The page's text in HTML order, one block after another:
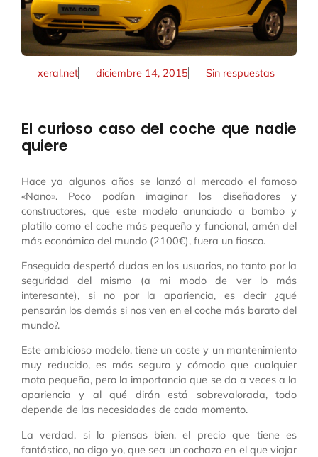
xeral.net diciembre 14, 2015 Sin respuestas
El curioso caso del coche que nadie
quiere
Hace ya algunos años se lanzó al mercado el famoso
«Nano». Poco podían imaginar los diseñadores y
constructores, que este modelo anunciado a bombo y
platillo como el coche más pequeño y funcional, amén del
más económico del mundo (2100€), fuera un fiasco.
Enseguida despertó dudas en los usuarios, no tanto por la
seguridad del mismo (a mi modo de ver lo más
interesante), si no por la apariencia, es decir ¿qué
pensarán los demás si nos ven en el coche más barato del
mundo?.
Este ambicioso modelo, tiene un coste y un mantenimiento
muy reducido, es más seguro y cómodo que cualquier
moto pequeña, pero la importancia que se da a veces a la
apariencia y al qué dirán está sobrevalorada, todo
depende de las necesidades de cada momento.
La verdad, si lo piensas bien, el precio que tiene es
fantástico, no digo yo, que sea un cochazo en el que viajar